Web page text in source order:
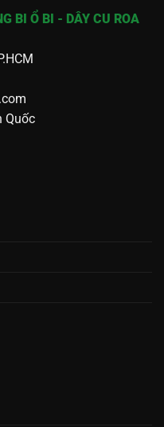
BI Ổ BI - DÂY CU ROA
Quốc